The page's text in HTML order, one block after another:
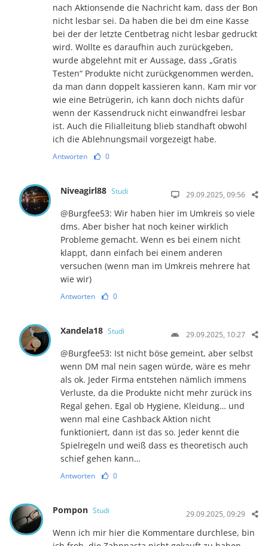
nach Aktionsende die Nachricht kam, dass der Bon
nicht lesbar sei. Da haben die bei dm eine Kasse
bei der der letzte Centbetrag nicht lesbar gedruckt
wird. Wollte es daraufhin auch zurückgeben,
wurde abgelehnt mit er Aussage, dass „Gratis
Testen“ Produkte nicht zurückgenommen werden,
da man dann doppelt kassieren kann. Kam mir vor
wie eine Betrügerin, ich kann doch nichts dafür
wenn der Kassendruck nicht einwandfrei lesbar
ist. Auch die Filialleitung blieb standhaft obwohl
ich die Ablehnungsmail vorgezeigt habe.
Antworten 0
Niveagirl88 Studi 29.09.2025, 09:56
@Burgfee53: Wir haben hier im Umkreis so viele
dms. Aber bisher hat noch keiner wirklich
Probleme gemacht. Wenn es bei einem nicht
klappt, dann einfach bei einem anderen
versuchen (wenn man im Umkreis mehrere hat
wie wir)
Antworten 0
Xandela18 Studi 29.09.2025, 10:27
@Burgfee53: Ist nicht böse gemeint, aber selbst
wenn DM mal nein sagen würde, wäre es mehr
als ok. Jeder Firma entstehen nämlich immens
Verluste, da die Produkte nicht mehr zurück ins
Regal gehen. Egal ob Hygiene, Kleidung… und
wenn mal eine Cashback Aktion nicht
funktioniert, dann ist das so. Jeder kennt die
Spielregeln und weiß dass es theoretisch auch
schief gehen kann…
Antworten 0
Pompon Studi 29.09.2025, 09:29
Wenn ich mir hier die Kommentare durchlese, bin